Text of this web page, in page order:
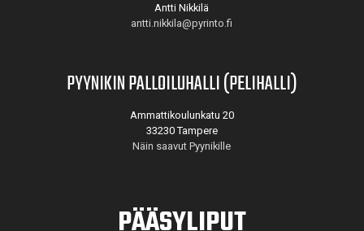
Antti Nikkilä
antti.nikkila@pyrinto.fi
PYYNIKIN PALLOILUHALLI (PELIHALLI)
Ammattikoulunkatu 20
33230 Tampere
Näin saavut Pyynikille